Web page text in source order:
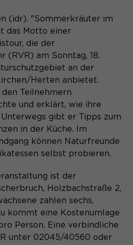
Cookies
Cookie wird beim
des Browsers wieder
Sitzungs- Identifikation
Sitzung
teilt der Webseite mit,
im Typo3-Backend
ist und die Rechte besitzt
verwalten.
vorübergehend Daten der
Sitzung.
die Herkunft des Besuchers.
(idr). "Sommerkräuter im
das Motto einer
die der
(RVR) am Sonntag, 18.
an der
Herten anbietet.
Teilnehmern
und erklärt, wie ihre
gibt er Tipps zum
in der Küche. Im
können Naturfreunde
selbst probieren.
ist der
Holzbachstraße 2,
zahlen sechs,
kommt eine Kostenumlage
Person. Eine verbindliche
unter 02045/40560 oder